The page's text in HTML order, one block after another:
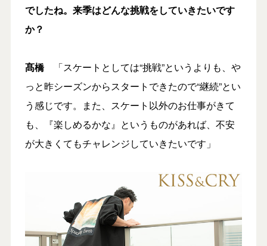
でしたね。来季はどんな挑戦をしていきたいです
か？
髙橋「スケートとしては“挑戦”というよりも、や
っと昨シーズンからスタートできたので“継続”とい
う感じです。また、スケート以外のお仕事がきて
も、『楽しめるかな』というものがあれば、不安
が大きくてもチャレンジしていきたいです」